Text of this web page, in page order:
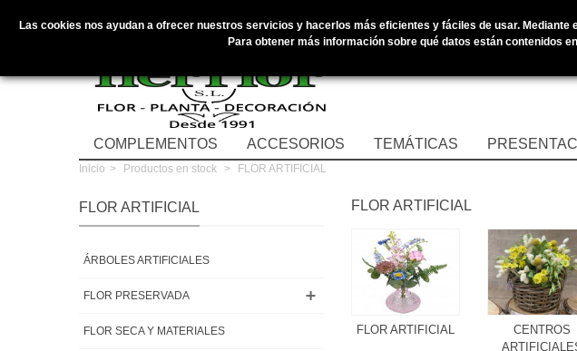
COMPLEMENTOS ACCESORIOS TEMÁTICAS
Inicio > Productos en stock > FLOR ARTIFICIAL
FLOR ARTIFICIAL
ÁRBOLES ARTIFICIALES
FLOR PRESERVADA
FLOR SECA Y MATERIALES
FLOR ARTIFICIAL
FLOR ARTIFICIAL
CENTROS
Las cookies nos ayudan a ofrecer nuestros servicios y hacerlos más eficientes y fáciles de usar.
Para obtener más información sobre qué datos están contenidos